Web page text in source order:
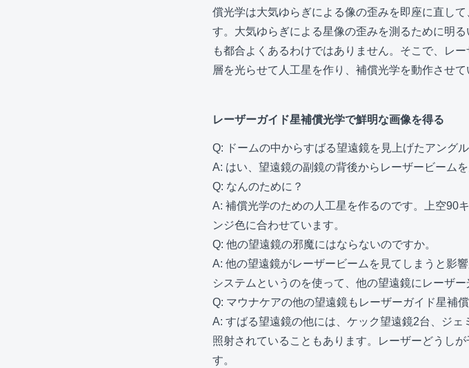
償光学は大気ゆらぎによる像の歪みを即座に直し
す。大気ゆらぎによる星像の歪みを測るために明
も都合よくあるわけではありません。そこで、レ
層を光らせて人工星を作り、補償光学を動作させて
レーザーガイド星補償光学で鮮明な画像を得る
Q: ドームの中からすばる望遠鏡を見上げたアング
A: はい、望遠鏡の副鏡の背後からレーザービーム
Q: なんのために？
A: 補償光学のための人工星を作るのです。上空90
ンジ色に合わせています。
Q: 他の望遠鏡の邪魔にはならないのですか。
A: 他の望遠鏡がレーザービームを見てしまうと影
システムというのを使って、他の望遠鏡にレーザ
Q: マウナケアの他の望遠鏡もレーザーガイド星補
A: すばる望遠鏡の他には、ケック望遠鏡2台、ジ
照射されていることもあります。レーザーどうし
す。